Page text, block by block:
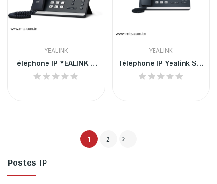
Postes IP
YEALINK
Téléphone IP YEALINK SIP-T43U
YEALINK
Téléphone IP Yealink SIP-T46U
1 2 